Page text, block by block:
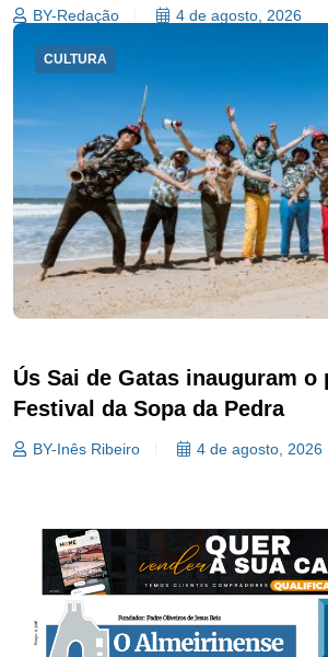
BY-Redação 4 de agosto, 2026
CULTURA
Ús Sai de Gatas inauguram o
Festival da Sopa da Pedra
BY-Inês Ribeiro 4 de agosto, 2026